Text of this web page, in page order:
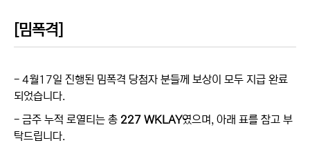
[밈폭격]
- 4월17일 진행된 밈폭격 당첨자 분들께 보상이 모두 지급 완료
되었습니다.
- 금주 누적 로열티는 총 227 WKLAY였으며, 아래 표를 참고 부
탁드립니다.